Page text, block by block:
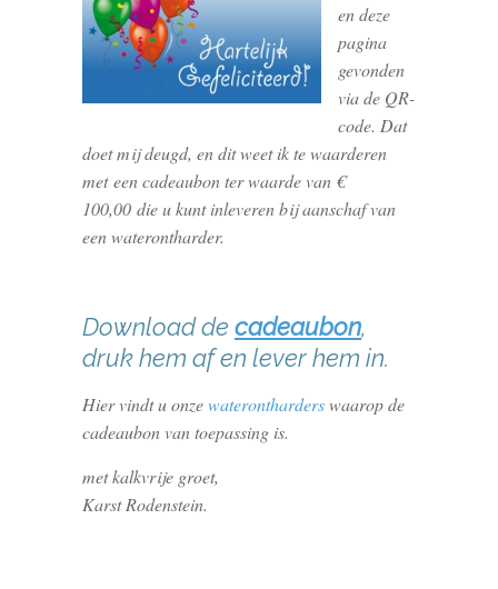
en deze
pagina
gevonden
via de QR-
code. Dat
doet mij deugd, en dit weet ik te waarderen
met een cadeaubon ter waarde van €
100,00 die u kunt inleveren bij aanschaf van
een waterontharder.
Download de cadeaubon,
druk hem af en lever hem in.
Hier vindt u onzewaterontharderswaarop de
cadeaubon van toepassing is.
met kalkvrije groet,
Karst Rodenstein.